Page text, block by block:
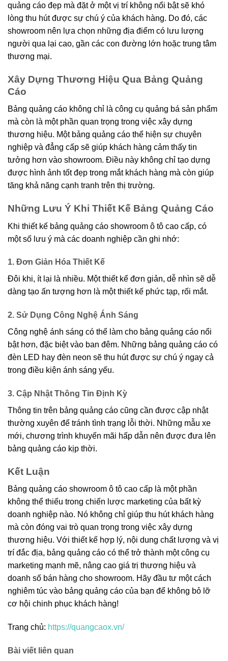
quảng cáo đẹp mà đặt ở một vị trí không nổi bật sẽ khó
lòng thu hút được sự chú ý của khách hàng. Do đó, các
showroom nên lựa chọn những địa điểm có lưu lượng
người qua lại cao, gần các con đường lớn hoặc trung tâm
thương mại.
Xây Dựng Thương Hiệu Qua Bảng Quảng
Cáo
Bảng quảng cáo không chỉ là công cụ quảng bá sản phẩm
mà còn là một phần quan trọng trong việc xây dựng
thương hiệu. Một bảng quảng cáo thể hiện sự chuyên
nghiệp và đẳng cấp sẽ giúp khách hàng cảm thấy tin
tưởng hơn vào showroom. Điều này không chỉ tạo dựng
được hình ảnh tốt đẹp trong mắt khách hàng mà còn giúp
tăng khả năng cạnh tranh trên thị trường.
Những Lưu Ý Khi Thiết Kế Bảng Quảng Cáo
Khi thiết kế bảng quảng cáo showroom ô tô cao cấp, có
một số lưu ý mà các doanh nghiệp cần ghi nhớ:
1. Đơn Giản Hóa Thiết Kế
Đôi khi, ít lại là nhiều. Một thiết kế đơn giản, dễ nhìn sẽ dễ
dàng tạo ấn tượng hơn là một thiết kế phức tạp, rối mắt.
2. Sử Dụng Công Nghệ Ánh Sáng
Công nghệ ánh sáng có thể làm cho bảng quảng cáo nổi
bật hơn, đặc biệt vào ban đêm. Những bảng quảng cáo có
đèn LED hay đèn neon sẽ thu hút được sự chú ý ngay cả
trong điều kiện ánh sáng yếu.
3. Cập Nhật Thông Tin Định Kỳ
Thông tin trên bảng quảng cáo cũng cần được cập nhật
thường xuyên để tránh tình trạng lỗi thời. Những mẫu xe
mới, chương trình khuyến mãi hấp dẫn nên được đưa lên
bảng quảng cáo kịp thời.
Kết Luận
Bảng quảng cáo showroom ô tô cao cấp là một phần
không thể thiếu trong chiến lược marketing của bất kỳ
doanh nghiệp nào. Nó không chỉ giúp thu hút khách hàng
mà còn đóng vai trò quan trọng trong việc xây dựng
thương hiệu. Với thiết kế hợp lý, nội dung chất lượng và vị
trí đắc địa, bảng quảng cáo có thể trở thành một công cụ
marketing mạnh mẽ, nâng cao giá trị thương hiệu và
doanh số bán hàng cho showroom. Hãy đầu tư một cách
nghiêm túc vào bảng quảng cáo của bạn để không bỏ lỡ
cơ hội chinh phục khách hàng!
Trang chủ: https://quangcaox.vn/
Bài viết liên quan